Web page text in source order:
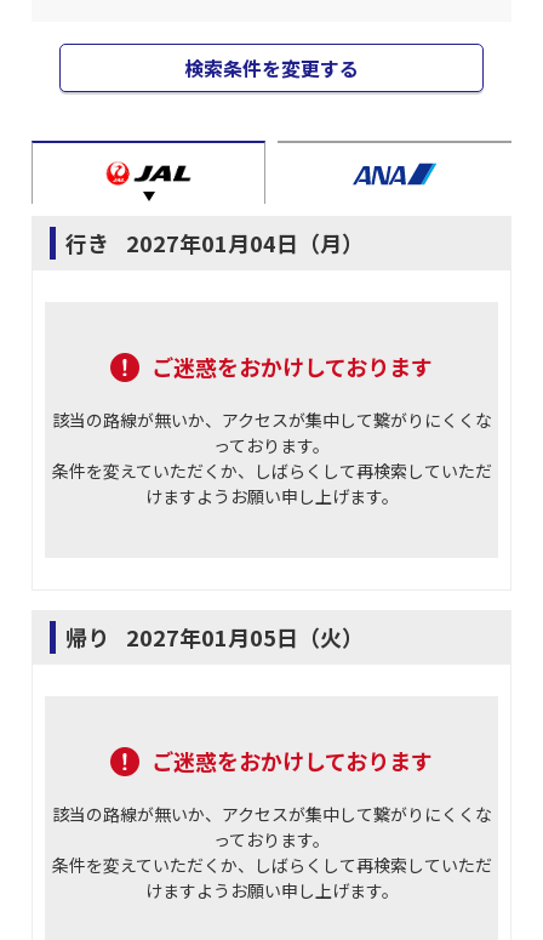
検索条件を変更する
行き 2027年01月04日（月）
ご迷惑をおかけしております
該当の路線が無いか、アクセスが集中して繋がりにくくな
っております。
条件を変えていただくか、しばらくして再検索していただ
けますようお願い申し上げます。
帰り 2027年01月05日（火）
ご迷惑をおかけしております
該当の路線が無いか、アクセスが集中して繋がりにくくな
っております。
条件を変えていただくか、しばらくして再検索していただ
けますようお願い申し上げます。